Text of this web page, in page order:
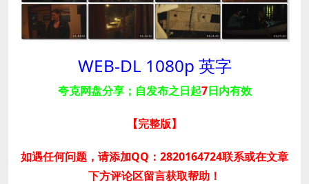
WEB-DL 1080p 英字
夸克网盘分享；自发布之日起7日内有效
【完整版】
如遇任何问题，请添加QQ：2820164724联系或在文章
下方评论区留言获取帮助！